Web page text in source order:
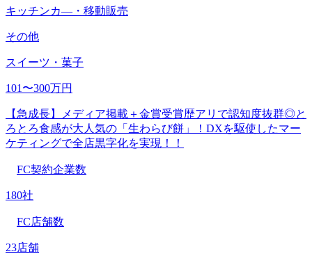
キッチンカ―・移動販売
その他
スイーツ・菓子
101〜300万円
【急成長】メディア掲載＋金賞受賞歴アリで認知度抜群◎と
ろとろ食感が大人気の「生わらび餅」！DXを駆使したマー
ケティングで全店黒字化を実現！！
FC契約企業数
180社
FC店舗数
23店舗